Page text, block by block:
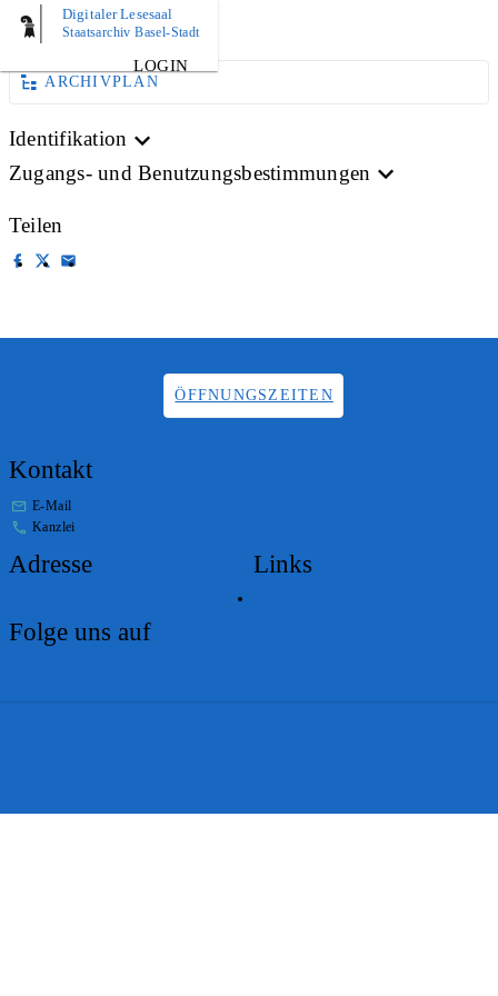
Digitaler Lesesaal
Staatsarchiv Basel-Stadt
LOGIN
AKTE
ARCHIVPLAN
Identifikation
Zugangs- und Benutzungsbestimmungen
Teilen
ÖFFNUNGSZEITEN
Kontakt
E-Mail
Kanzlei
Adresse Links
Folge uns auf